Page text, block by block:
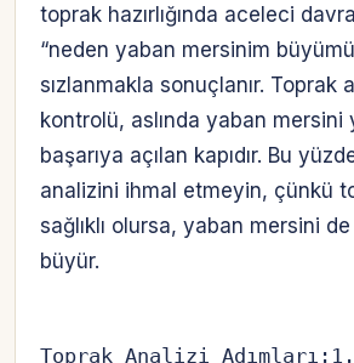
toprak hazırlığında aceleci
“neden yaban mersinim
sızlanmakla sonuçlanır. Toprak
kontrolü, aslında yaban
başarıya açılan kapıdır. Bu
analizini ihmal etmeyin, çünkü
sağlıklı olursa, yaban mersini de
büyür.
Toprak Analizi